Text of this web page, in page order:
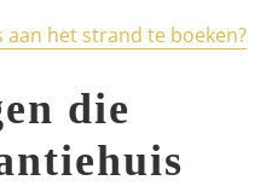
het strand te boeken?
die